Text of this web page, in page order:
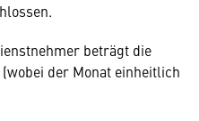
beträgt die
der Monat einheitlich